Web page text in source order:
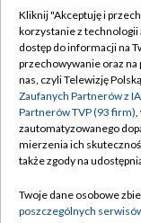
Abonament TVP
Emisja w TVP
Centrum
Naziemna
Rada
Kliknij "Akceptuję i
korzystanie z technologii
dostęp do informacji na
przechowywanie oraz
nas, czyli Telewizję
Zaufanych Partnerów z
Partnerów TVP (93 firm),
zautomatyzowanego
mierzenia ich
także zgody na
Twoje dane osobowe
poszczególnych